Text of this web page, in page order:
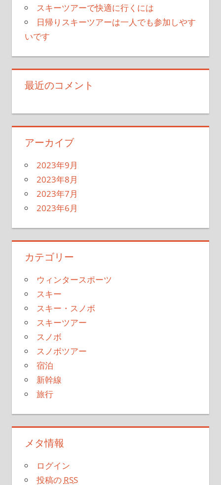
スキーツアーで快適に行くには
日帰りスキーツアーは一人でも参加しやす
いです
最近のコメント
アーカイブ
2023年9月
2023年8月
2023年7月
2023年6月
カテゴリー
ウィンタースポーツ
スキー
スキー・スノボ
スキーツアー
スノボ
スノボツアー
宿泊
新幹線
旅行
メタ情報
ログイン
投稿の RSS